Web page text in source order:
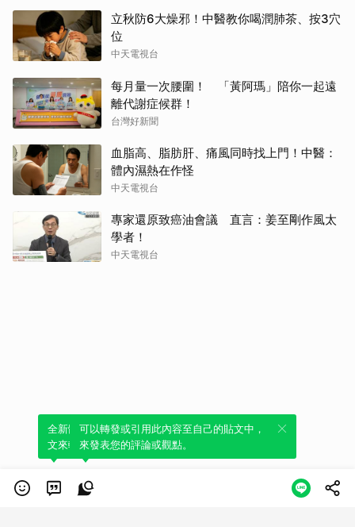
立秋防6大燥邪！中醫教你喝潤肺茶、按3穴
位
中天電視台
每月量一次腰圍！ 「黃阿瑪」陪你一起遠
離代謝症候群！
台灣好新聞
血脂高、脂肪肝、痛風同時找上門！中醫：
體內濕熱在作怪
中天電視台
專家還原致癌油會議 直言：姜至剛作風太
學者！
中天電視台
全新體驗！一鍵引用此內容，透過發布貼
文來輕鬆表達個人立場。
可以轉發或引用此內容至自己的貼文中，
來發表您的評論或觀點。